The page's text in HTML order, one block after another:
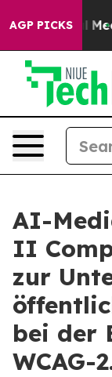
AGP PICKS
Social Media
AI-
II
zur
bei der
WCAG-